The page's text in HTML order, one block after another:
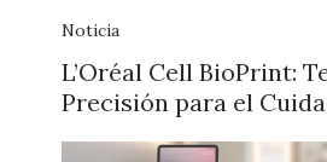
Noticia
L’Oréal Cell BioPrint:
Precisión para el